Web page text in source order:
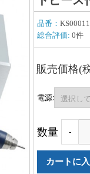
品番：
総合評価: 0件
販売価格(
電源:
数量 -